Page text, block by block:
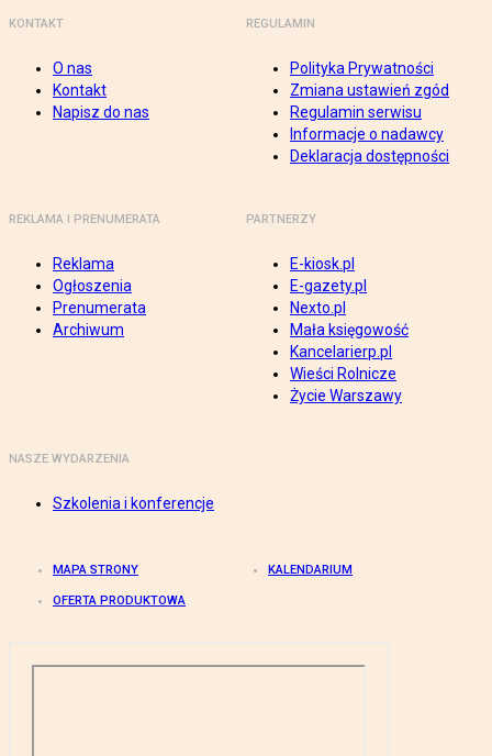
KONTAKT
O nas
Kontakt
Napisz do nas
REGULAMIN
Polityka Prywatności
Zmiana ustawień zgód
Regulamin serwisu
Informacje o nadawcy
Deklaracja dostępności
REKLAMA I PRENUMERATA
Reklama
Ogłoszenia
Prenumerata
Archiwum
PARTNERZY
E-kiosk.pl
E-gazety.pl
Nexto.pl
Mała księgowość
Kancelarierp.pl
Wieści Rolnicze
Życie Warszawy
NASZE WYDARZENIA
Szkolenia i konferencje
MAPA STRONY KALENDARIUM
OFERTA PRODUKTOWA